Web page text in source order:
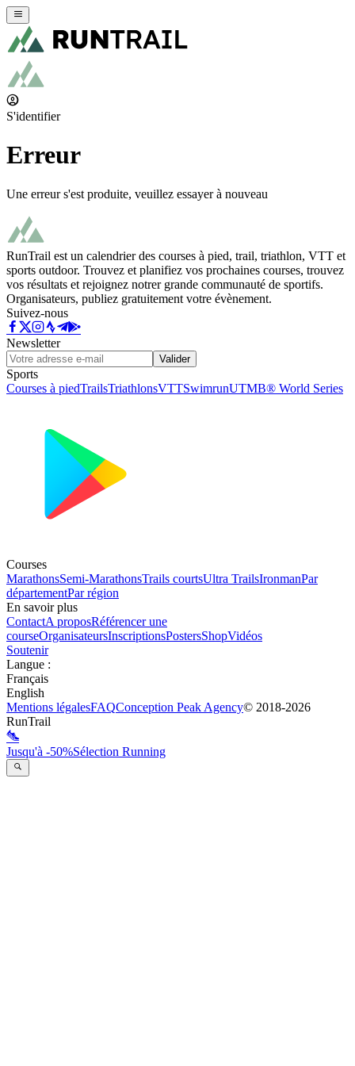
S'identifier
Erreur
Une erreur s'est produite, veuillez essayer à nouveau
RunTrail est un calendrier des courses à pied, trail, triathlon, VTT et
sports outdoor. Trouvez et planifiez vos prochaines courses, trouvez
vos résultats et rejoignez notrer grande communauté de sportifs.
Organisateurs, publiez gratuitement votre évènement.
Suivez-nous
Newsletter
Valider
Sports
Courses à piedTrailsTriathlonsVTTSwimrunUTMB® World Series
Courses
MarathonsSemi-MarathonsTrails courtsUltra TrailsIronmanPar
départementPar région
En savoir plus
ContactA proposRéférencer une
courseOrganisateursInscriptionsPostersShopVidéos
Soutenir
Langue :
Français
English
Mentions légalesFAQConception Peak Agency© 2018-2026
RunTrail
Jusqu'à -50%Sélection Running